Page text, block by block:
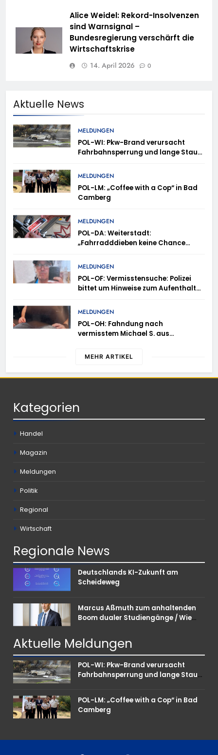
Alice Weidel: Rekord-Insolvenzen
sind Warnsignal –
Bundesregierung verschärft die
Wirtschaftskrise
14. April 2026 0
Aktuelle News
MELDUNGEN
POL-WI: Pkw-Brand verursacht
Fahrbahnsperrung und lange Staus
MELDUNGEN
POL-LM: „Coffee with a Cop“ in Bad
Camberg
MELDUNGEN
POL-DA: Weiterstadt:
„Fahrradddieben keine Chance
Anmeldung erforderlich
MELDUNGEN
POL-OF: Vermisstensuche: Polizei
bittet um Hinweise zum Aufenthalt
MELDUNGEN
POL-OH: Fahndung nach
vermisstem Michael S. aus
MEHR ARTIKEL
Kategorien
Handel
Magazin
Meldungen
Politik
Regional
Wirtschaft
Regionale News
Deutschlands KI-Zukunft am
Scheideweg
Marcus Aßmuth zum anhaltenden
Boom dualer Studiengänge / Wie
punkten können
Aktuelle Meldungen
POL-WI: Pkw-Brand verursacht
Fahrbahnsperrung und lange Staus
POL-LM: „Coffee with a Cop“ in Bad
Camberg